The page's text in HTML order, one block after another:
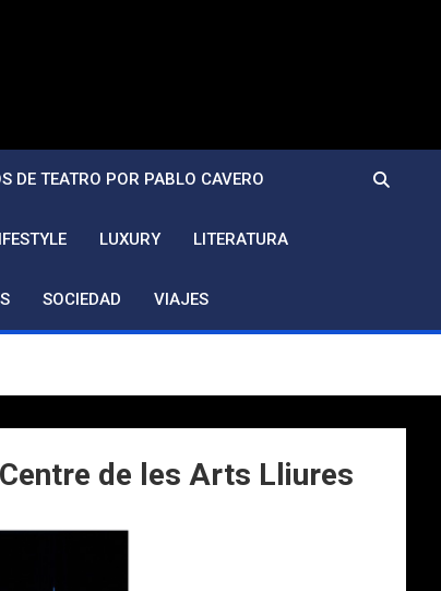
DE TEATRO POR PABLO CAVERO
LUXURY LITERATURA
SOCIEDAD VIAJES
de les Arts Lliures